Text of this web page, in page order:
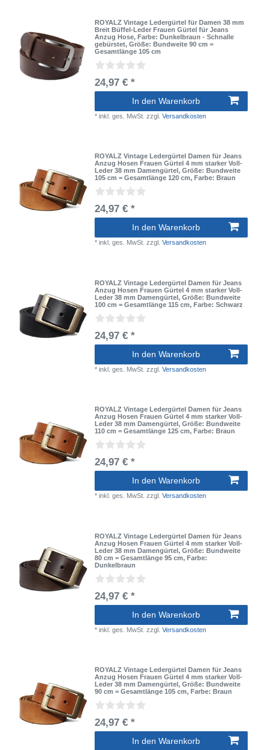
ROYALZ Vintage Ledergürtel für Damen 38 mm
Breit Büffel-Leder Frauen Gürtel für Jeans
Anzug Hose, Farbe: Dunkelbraun - Schnalle
gebürstet, Größe: Bundweite 90 cm =
Gesamtlänge 105 cm
24,97 € *
In den Warenkorb
*inkl. ges. MwSt. zzgl.Versandkosten
ROYALZ Vintage Ledergürtel Damen für Jeans
Anzug Hosen Frauen Gürtel 4 mm starker Voll-
Leder 38 mm Damengürtel, Größe: Bundweite
105 cm = Gesamtlänge 120 cm, Farbe: Braun
24,97 € *
In den Warenkorb
*inkl. ges. MwSt. zzgl.Versandkosten
ROYALZ Vintage Ledergürtel Damen für Jeans
Anzug Hosen Frauen Gürtel 4 mm starker Voll-
Leder 38 mm Damengürtel, Größe: Bundweite
100 cm = Gesamtlänge 115 cm, Farbe: Schwarz
24,97 € *
In den Warenkorb
*inkl. ges. MwSt. zzgl.Versandkosten
ROYALZ Vintage Ledergürtel Damen für Jeans
Anzug Hosen Frauen Gürtel 4 mm starker Voll-
Leder 38 mm Damengürtel, Größe: Bundweite
110 cm = Gesamtlänge 125 cm, Farbe: Braun
24,97 € *
In den Warenkorb
*inkl. ges. MwSt. zzgl.Versandkosten
ROYALZ Vintage Ledergürtel Damen für Jeans
Anzug Hosen Frauen Gürtel 4 mm starker Voll-
Leder 38 mm Damengürtel, Größe: Bundweite
80 cm = Gesamtlänge 95 cm, Farbe:
Dunkelbraun
24,97 € *
In den Warenkorb
*inkl. ges. MwSt. zzgl.Versandkosten
ROYALZ Vintage Ledergürtel Damen für Jeans
Anzug Hosen Frauen Gürtel 4 mm starker Voll-
Leder 38 mm Damengürtel, Größe: Bundweite
90 cm = Gesamtlänge 105 cm, Farbe: Braun
24,97 € *
In den Warenkorb